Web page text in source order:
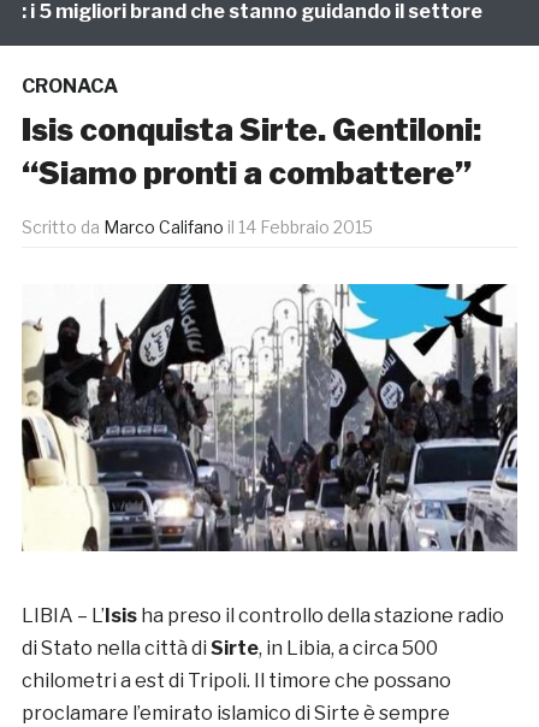
5 migliori brand che stanno guidando il settore
CRONACA
Isis conquista Sirte. Gentiloni:
“Siamo pronti a combattere”
Scritto da Marco Califano il 14 Febbraio 2015
LIBIA – L’ Isisha preso il controllo della stazione radio
di Stato nella città di Sirte, in Libia, a circa 500
chilometri a est di Tripoli. Il timore che possano
proclamare l’emirato islamico di Sirte è sempre